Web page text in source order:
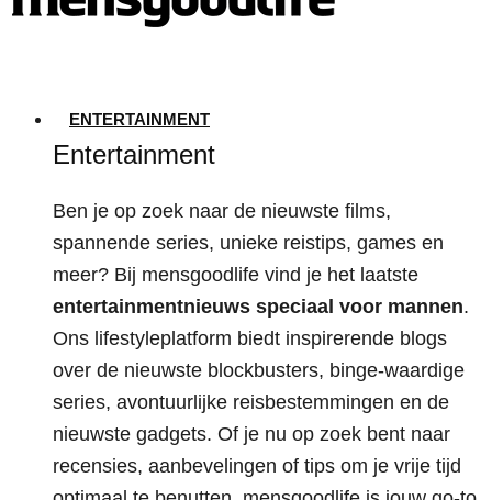
ENTERTAINMENT
Entertainment
Ben je op zoek naar de nieuwste films,
spannende series, unieke reistips, games en
meer? Bij mensgoodlife vind je het laatste
entertainmentnieuws speciaal voor mannen.
Ons lifestyleplatform biedt inspirerende blogs
over de nieuwste blockbusters, binge-waardige
series, avontuurlijke reisbestemmingen en de
nieuwste gadgets. Of je nu op zoek bent naar
recensies, aanbevelingen of tips om je vrije tijd